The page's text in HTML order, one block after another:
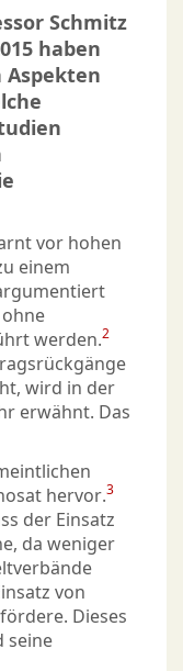
Schmitz
haben
vor hohen
einem
werden.2
wird in der
erwähnt. Das
hervor.3
der Einsatz
da weniger
von
Dieses
seine